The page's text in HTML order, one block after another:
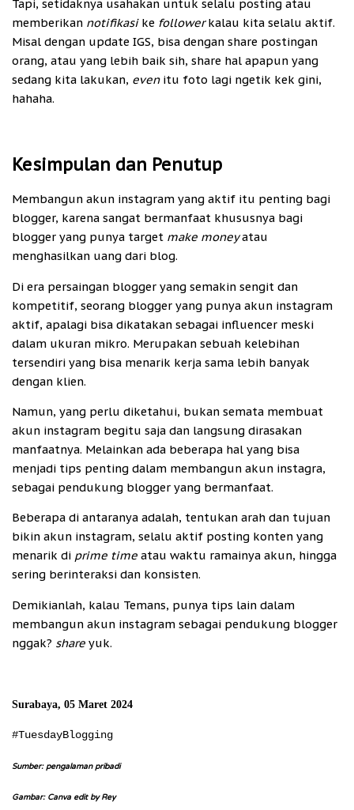
Tapi, setidaknya usahakan untuk selalu posting atau
memberikan notifikasike followerkalau kita selalu aktif.
Misal dengan update IGS, bisa dengan share postingan
orang, atau yang lebih baik sih, share hal apapun yang
sedang kita lakukan, even itu foto lagi ngetik kek gini,
hahaha.
Kesimpulan dan Penutup
Membangun akun instagram yang aktif itu penting bagi
blogger, karena sangat bermanfaat khususnya bagi
blogger yang punya target make moneyatau
menghasilkan uang dari blog.
Di era persaingan blogger yang semakin sengit dan
kompetitif, seorang blogger yang punya akun instagram
aktif, apalagi bisa dikatakan sebagai influencer meski
dalam ukuran mikro. Merupakan sebuah kelebihan
tersendiri yang bisa menarik kerja sama lebih banyak
dengan klien.
Namun, yang perlu diketahui, bukan semata membuat
akun instagram begitu saja dan langsung dirasakan
manfaatnya. Melainkan ada beberapa hal yang bisa
menjadi tips penting dalam membangun akun instagra,
sebagai pendukung blogger yang bermanfaat.
Beberapa di antaranya adalah, tentukan arah dan tujuan
bikin akun instagram, selalu aktif posting konten yang
menarik di prime time atau waktu ramainya akun, hingga
sering berinteraksi dan konsisten.
Demikianlah, kalau Temans, punya tips lain dalam
membangun akun instagram sebagai pendukung blogger
nggak? share yuk.
Surabaya, 05 Maret 2024
#TuesdayBlogging
Sumber: pengalaman pribadi
Gambar: Canva edit by Rey